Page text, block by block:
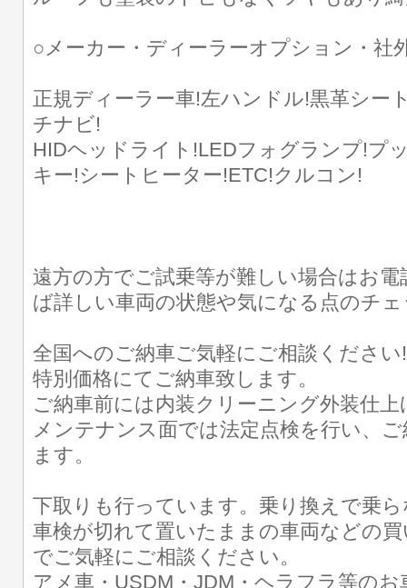
○メーカー・ディーラーオプション・社
正規ディーラー車!左ハンドル!黒革シー
チナビ!
HIDヘッドライト!LEDフォグランプ!プ
キー!シートヒーター!ETC!クルコン!
遠方の方でご試乗等が難しい場合はお
ば詳しい車両の状態や気になる点のチ
全国へのご納車ご気軽にご相談くださ
特別価格にてご納車致します。
ご納車前には内装クリーニング外装仕上
メンテナンス面では法定点検を行い、
ます。
下取りも行っています。乗り換えで乗
車検が切れて置いたままの車両などの
でご気軽にご相談ください。
アメ車・USDM・JDM・ヘラフラ等の